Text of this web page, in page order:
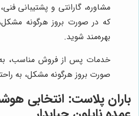
مشاوره، گارانتی و پشتیبانی
که در صورت بروز هرگونه
بهره‌مند شوید.
خدمات پس از فروش مناسب،
صورت بروز هرگونه مشکل، به
باران پلاست: انتخابی